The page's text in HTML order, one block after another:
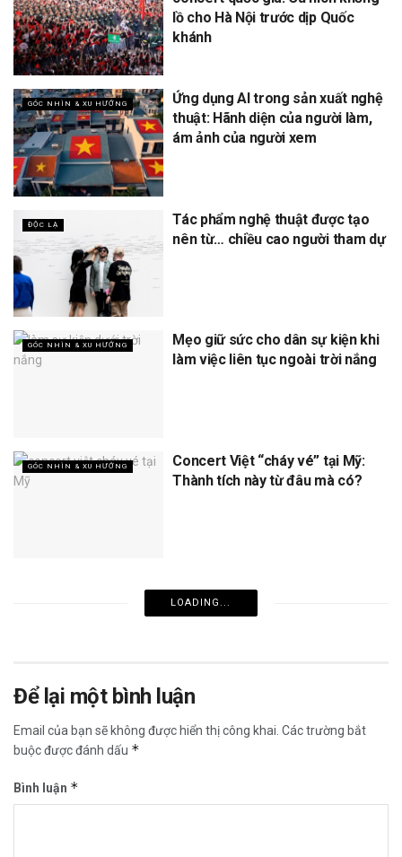
lồ cho Hà Nội trước dịp Quốc
khánh
GÓC NHÌN & XU HƯỚNG
Ứng dụng AI trong sản xuất nghệ
thuật: Hãnh diện của người làm,
ám ảnh của người xem
ĐỘC LẠ
Tác phẩm nghệ thuật được tạo
nên từ… chiều cao người tham dự
GÓC NHÌN & XU HƯỚNG
Mẹo giữ sức cho dân sự kiện khi
làm việc liên tục ngoài trời nắng
GÓC NHÌN & XU HƯỚNG
Concert Việt “cháy vé” tại Mỹ:
Thành tích này từ đâu mà có?
LOADING...
Để lại một bình luận
Email của bạn sẽ không được hiển thị công khai. Các trường bắt
buộc được đánh dấu *
Bình luận *